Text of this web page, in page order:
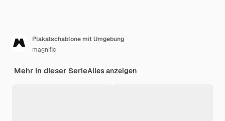
Plakatschablone mit Umgebung
magnific
Mehr in dieser SerieAlles anzeigen